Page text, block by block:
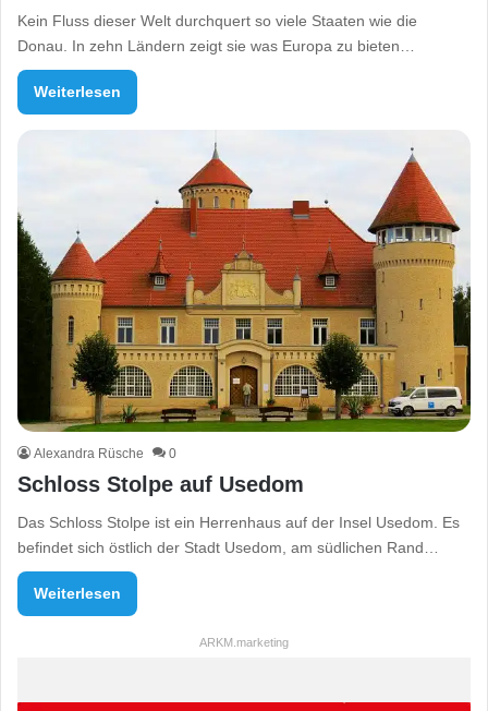
Kein Fluss dieser Welt durchquert so viele Staaten wie die
Donau. In zehn Ländern zeigt sie was Europa zu bieten…
Weiterlesen
Alexandra Rüsche 0
Schloss Stolpe auf Usedom
Das Schloss Stolpe ist ein Herrenhaus auf der Insel Usedom. Es
befindet sich östlich der Stadt Usedom, am südlichen Rand…
Weiterlesen
ARKM.marketing